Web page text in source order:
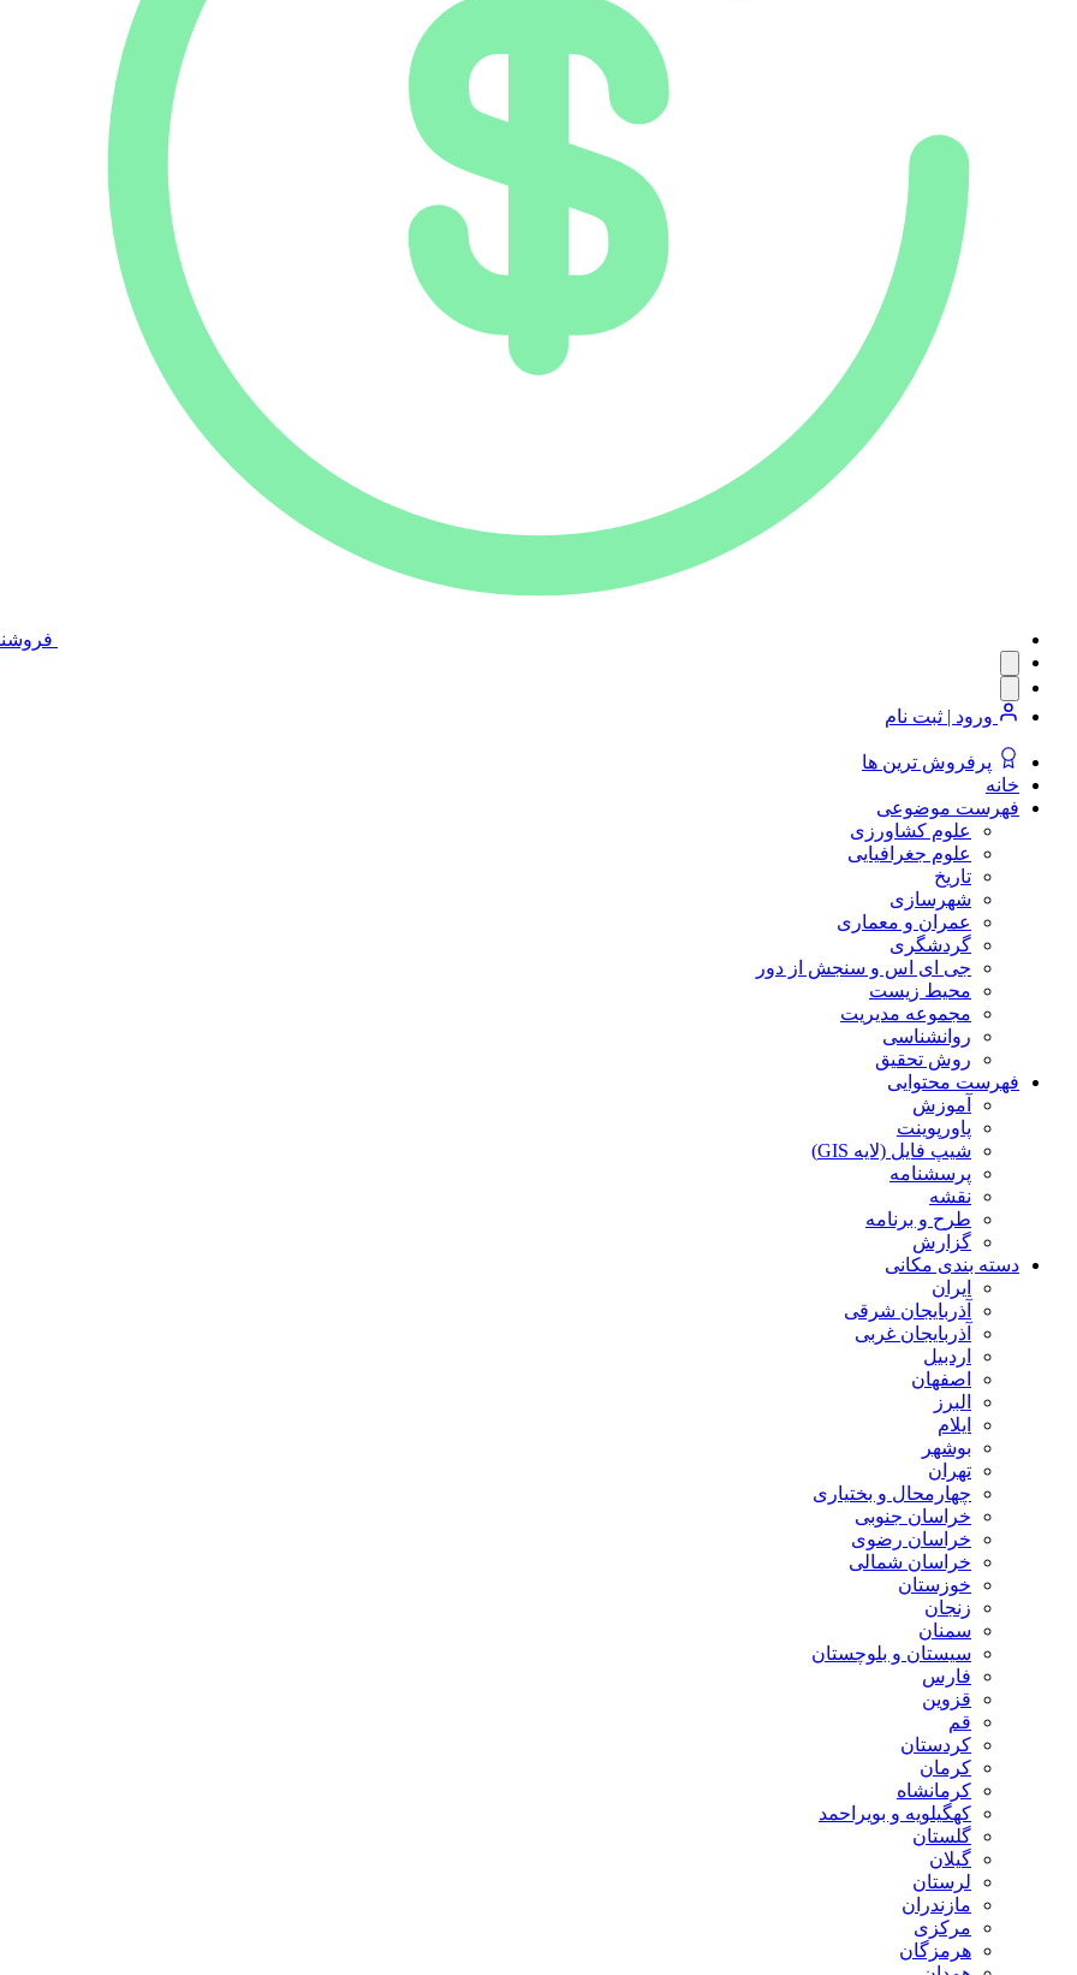
ورود | ثبت نام
پرفروش ترین ها
خانه
فهرست موضوعی
علوم کشاورزی
علوم جغرافیایی
تاریخ
شهرسازی
عمران و معماری
گردشگری
جی ای اس و سنجش از دور
محیط زیست
مجموعه مدیریت
روانشناسی
روش تحقیق
فهرست محتوایی
آموزش
پاورپوینت
شیپ فایل (لایه GIS)
پرسشنامه
نقشه
طرح و برنامه
گزارش
دسته بندی مکانی
ایران
آذربایجان شرقی
آذربایجان غربی
اردبیل
اصفهان
البرز
ایلام
بوشهر
تهران
چهارمحال و بختیاری
خراسان جنوبی
خراسان رضوی
خراسان شمالی
خوزستان
زنجان
سمنان
سیستان و بلوچستان
فارس
قزوین
قم
کردستان
کرمان
کرمانشاه
کهگیلویه و بویراحمد
گلستان
گیلان
لرستان
مازندران
مرکزی
هرمزگان